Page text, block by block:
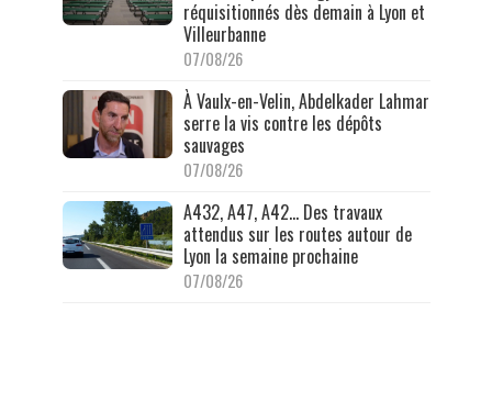
réquisitionnés dès demain à Lyon et
Villeurbanne
07/08/26
À Vaulx-en-Velin, Abdelkader Lahmar
serre la vis contre les dépôts
sauvages
07/08/26
A432, A47, A42… Des travaux
attendus sur les routes autour de
Lyon la semaine prochaine
07/08/26